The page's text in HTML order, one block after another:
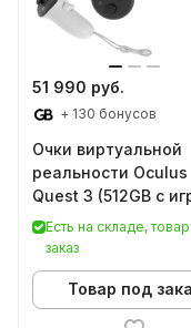
51 990 руб.
+ 130 бонусов
Очки виртуальной
реальности Oculus
Quest 3 (512GB с
Batman Arkham
Есть на складе,
заказ
Товар под